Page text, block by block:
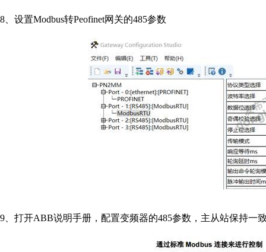
8、设置Modbus转Peofinet网关的485参数
9、打开ABB说明手册，配置变频器的485参数，主从站保持一